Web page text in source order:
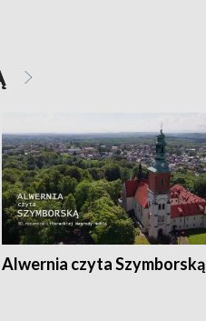
Alwernia czyta Szymborską